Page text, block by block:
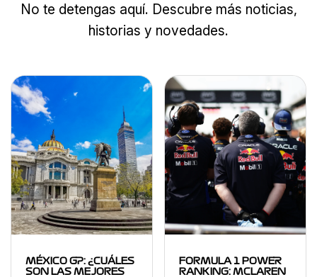
No te detengas aquí. Descubre más noticias,
historias y novedades.
MÉXICO GP: ¿CUÁLES
SON LAS MEJORES
FORMULA 1 POWER
RANKING: MCLAREN